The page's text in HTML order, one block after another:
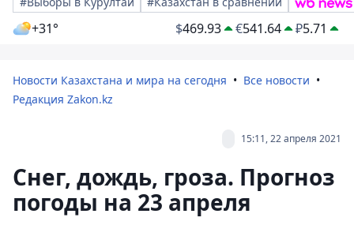
+31° $469.93 €541.64 ₽5.71
Новости Казахстана и мира на сегодня
Все новости
Редакция Zakon.kz
15:11, 22 апреля 2021
Снег, дождь, гроза. Прогноз
погоды на 23 апреля